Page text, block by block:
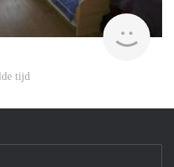
tijd